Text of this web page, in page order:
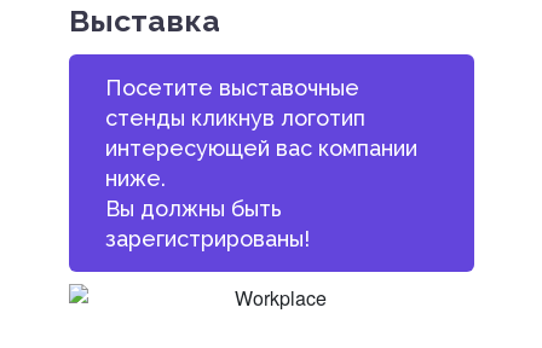
Выставка
Посетите выставочные
стенды кликнув логотип
интересующей вас компании
ниже.
Вы должны быть
зарегистрированы!